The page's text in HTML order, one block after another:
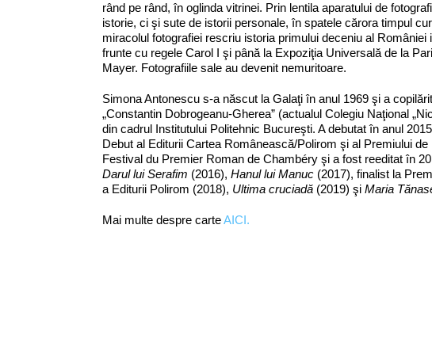
rând pe rând, în oglinda vitrinei. Prin lentila aparatului de
istorie, ci şi sute de istorii personale, în spatele cărora timpul
miracolul fotografiei rescriu istoria primului deceniu al
frunte cu regele Carol I şi până la Expoziţia Universală de la
Mayer. Fotografiile sale au devenit nemuritoare.
Simona Antonescu s-a născut la Galaţi în anul 1969 şi a
„Constantin Dobrogeanu-Gherea” (actualul Colegiu Naţional
din cadrul Institutului Politehnic Bucureşti. A debutat în anul
Debut al Editurii Cartea Românească/Polirom şi al Premiului
Festival du Premier Roman de Chambéry şi a fost reeditat în
Darul lui Serafim (2016),Hanul lui Manuc (2017), finalist la
a Editurii Polirom (2018), Ultima cruciadă (2019) şiMaria
Mai multe despre carteAICI.